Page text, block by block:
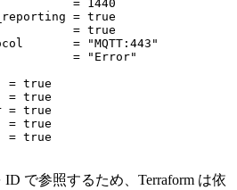
= 1440
= true
= true
= "MQTT:443"
= "Error"
= true
= true
= true
= true
= true
で参照するため、Terraform は依